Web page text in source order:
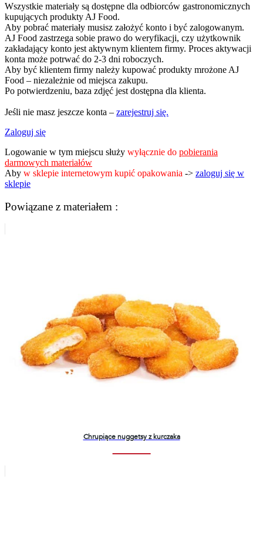
Wszystkie materiały są dostępne dla odbiorców gastronomicznych
kupujących produkty AJ Food.
Aby pobrać materiały musisz założyć konto i być zalogowanym.
AJ Food zastrzega sobie prawo do weryfikacji, czy użytkownik
zakładający konto jest aktywnym klientem firmy. Proces aktywacji
konta może potrwać do 2-3 dni roboczych.
Aby być klientem firmy należy kupować produkty mrożone AJ
Food – niezależnie od miejsca zakupu.
Po potwierdzeniu, baza zdjęć jest dostępna dla klienta.
Jeśli nie masz jeszcze konta – zarejestruj się.
Zaloguj się
Logowanie w tym miejscu służy wyłącznie do pobierania
darmowych materiałów
Aby w sklepie internetowym kupić opakowania -> zaloguj się w
sklepie
Powiązane z materiałem :
Chrupiące nuggetsy z kurczaka